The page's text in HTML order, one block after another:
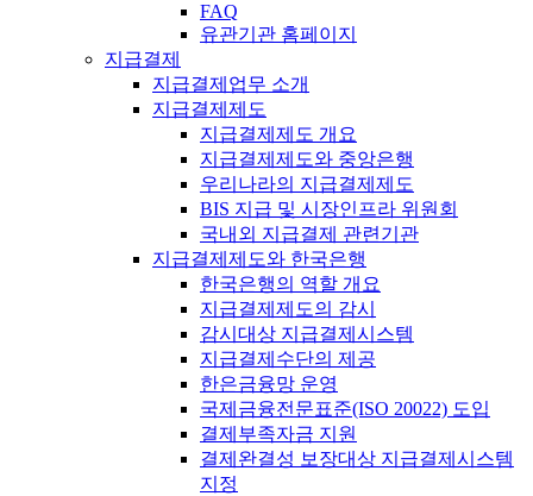
FAQ
유관기관 홈페이지
지급결제
지급결제업무 소개
지급결제제도
지급결제제도 개요
지급결제제도와 중앙은행
우리나라의 지급결제제도
BIS 지급 및 시장인프라 위원회
국내외 지급결제 관련기관
지급결제제도와 한국은행
한국은행의 역할 개요
지급결제제도의 감시
감시대상 지급결제시스템
지급결제수단의 제공
한은금융망 운영
국제금융전문표준(ISO 20022) 도입
결제부족자금 지원
결제완결성 보장대상 지급결제시스템
지정